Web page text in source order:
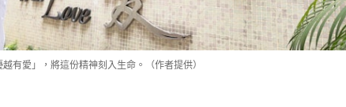
有愛」，將這份精神刻入生命。（作者提供）